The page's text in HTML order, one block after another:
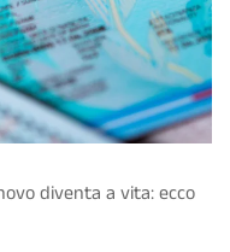
diventa a vita: ecco